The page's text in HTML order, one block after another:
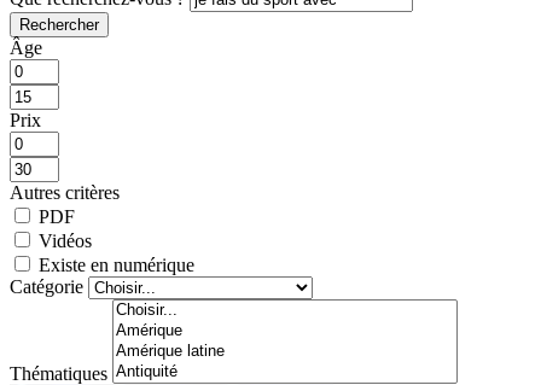
Rechercher
Âge
Prix
Autres critères
PDF
Vidéos
Existe en numérique
Catégorie
Thématiques